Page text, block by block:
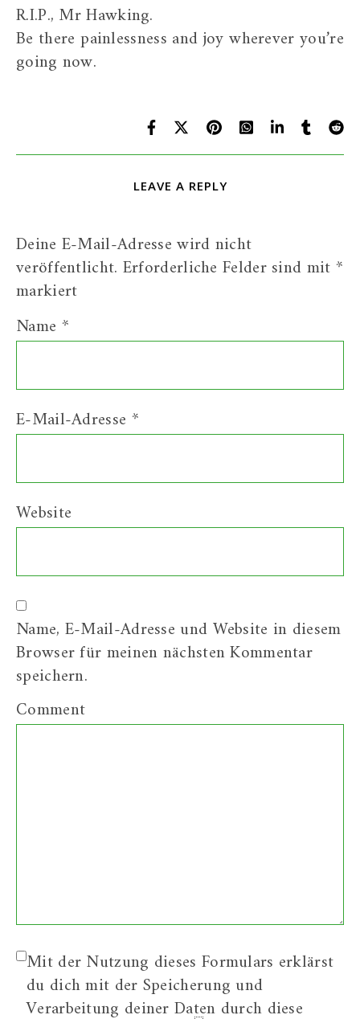
R.I.P., Mr Hawking.
Be there painlessness and joy wherever you’re
going now.
LEAVE A REPLY
Deine E-Mail-Adresse wird nicht
veröffentlicht. Erforderliche Felder sind mit*
markiert
Name *
E-Mail-Adresse *
Website
Name, E-Mail-Adresse und Website in diesem
Browser für meinen nächsten Kommentar
speichern.
Comment
Mit der Nutzung dieses Formulars erklärst
du dich mit der Speicherung und
Verarbeitung deiner Daten durch diese